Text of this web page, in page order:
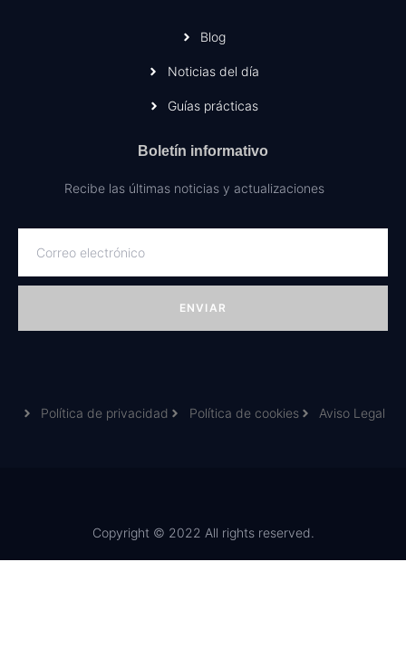
Blog
Noticias del día
Guías prácticas
Boletín informativo
Recibe las últimas noticias y actualizaciones
ENVIAR
Política de privacidad Política de cookies Aviso Legal
Copyright © 2022 All rights reserved.